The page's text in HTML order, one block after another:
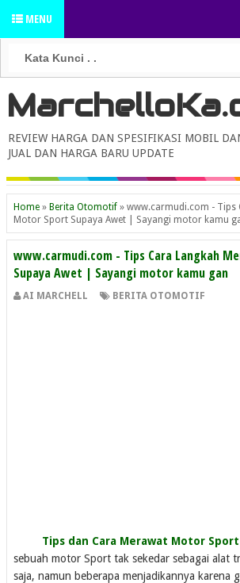
MENU
REVIEW HARGA DAN SPESIFIKASI MOBIL
JUAL DAN HARGA BARU UPDATE
Home » Berita Otomotif » www.carmudi.com - Tips
Motor Sport Supaya Awet | Sayangi motor kamu
www.carmudi.com - Tips Cara Langkah
Supaya Awet | Sayangi motor kamu gan
AI MARCHELL BERITA OTOMOTIF
Tips dan Cara Merawat Motor Sport
sebuah motor Sport tak sekedar sebagai alat
saja, namun beberapa menjadikannya karena